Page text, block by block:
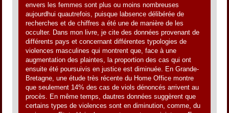
envers les femmes sont plus ou moins nombreuses
aujourdhui quautrefois, puisque labsence délibérée de
recherches et de chiffres a été une de manière de les
occulter. Dans mon livre, je cite des données provenant de
différents pays et concernant différentes typologies de
violences masculines qui montrent que, face à une
augmentation des plaintes, la proportion des cas qui ont
ensuite été poursuivis en justice est diminuée. En Grande-
Bretagne, une étude très récente du Home Office montre
que seulement 14% des cas de viols dénoncés arrivent au
procès. En même temps, dautres données suggèrent que
certains types de violences sont en diminution, comme, du